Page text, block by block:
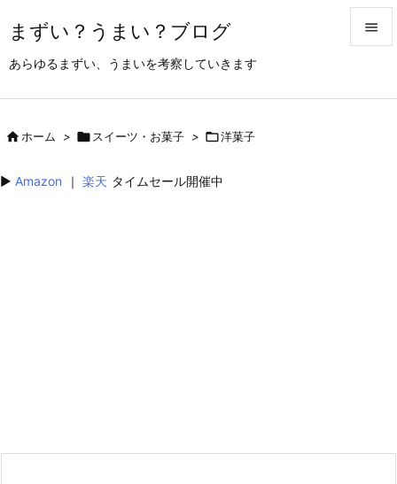
まずい？うまい？ブログ
あらゆるまずい、うまいを考察していきます

ホーム >  スイーツ・お菓子 > 洋菓子
▶︎ Amazon ｜ 楽天 タイムセール開催中